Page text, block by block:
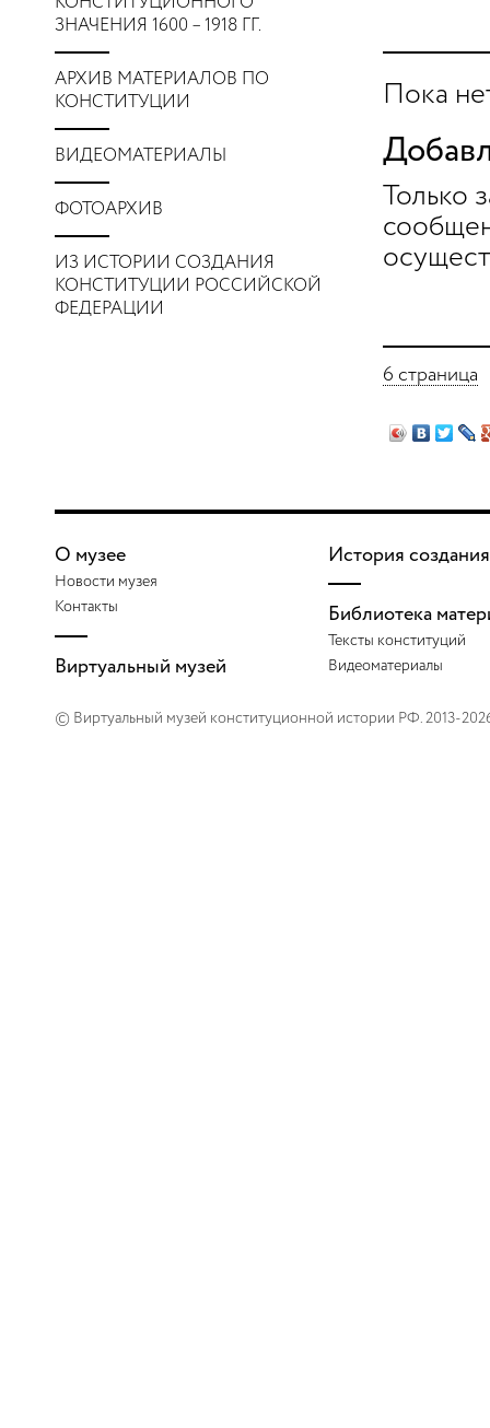
ЗНАЧЕНИЯ 1600 – 1918 ГГ.
АРХИВ МАТЕРИАЛОВ ПО
КОНСТИТУЦИИ
ВИДЕОМАТЕРИАЛЫ
ФОТОАРХИВ
ИЗ ИСТОРИИ СОЗДАНИЯ
КОНСТИТУЦИИ РОССИЙСКОЙ
ФЕДЕРАЦИИ
Пока
Только
6 страница
О музее
Новости музея
Контакты
Виртуальный музей
История создания
Библиотека
Тексты конституций
Видеоматериалы
© Виртуальный музей конституционной истории РФ. 2013-